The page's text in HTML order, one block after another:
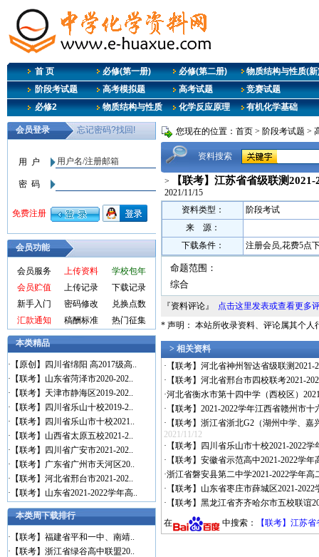
首 页 必修(第一册) 必修(第二册)
物质结构与性质(新
阶段考试题
高考模拟题 高考试题
竞赛试题
必修2
物质结构与性质 化学反应原理 有机化学基础
会员功能
会员服务 上传资料
学校包年
会员贮值
上传记录
下载记录
新手入门
密码修改
兑换点数
汇款通知
稿酬标准 热门征集
本类精品
· 【原创】四川省绵阳 高2017级高..
· 【联考】山东省菏泽市2020-202..
· 【联考】天津市静海区2019-202..
· 【联考】四川省乐山十校2019-2..
· 【联考】四川省乐山市十校2021..
· 【联考】山西省太原五校2021-2..
· 【联考】四川省广安市2021-202..
· 【联考】广东省广州市天河区20..
· 【联考】河北省邢台市2021-202..
· 【联考】山东省2021-2022学年高..
本类周下载排行
· 【联考】福建省平和一中、南靖..
· 【联考】浙江省绿谷高中联盟20..
您现在的位置： 首页 > 阶段考试题 >
资料搜索
> 【联考】江苏省省级联测
2021/11/15
资料类型：
阶段考试
来 源：
下载条件：
注册会员,花费5点
命题范围：
综合
『资料评论』 点击这里发表或查看更多
* 声明： 本站所收录资料、评论属其个人
> 相关资料
· 【联考】河北省神州智达省级联测
· 【联考】河北省邢台市四校联考2021-
·河北省衡水市第十四中学（西校区）
· 【联考】2021-2022学年江西省赣州市
· 【联考】浙江省浙北G2（湖州中学、
2021/11/12
· 【联考】四川省乐山市十校2021-2022
· 【联考】安徽省示范高中2021-2022学
·浙江省磐安县第二中学2021-2022学年
· 【联考】山东省枣庄市薛城区2021-
· 【联考】黑龙江省齐齐哈尔市五校联谊
在
中搜索： 【联考】江苏